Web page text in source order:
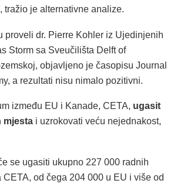
tražio je alternativne analize.
proveli dr. Pierre Kohler iz Ujedinjenih
Storm sa Sveučilišta Delft of
objavljeno je časopisu Journal
a rezultati nisu nimalo pozitivni.
između EU i Kanade, CETA, ugasit
mjesta i uzrokovati veću nejednakost,
se ugasiti ukupno 227 000 radnih
CETA, od čega 204 000 u EU i više od